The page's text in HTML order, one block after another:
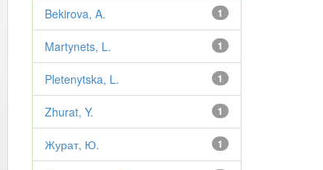
1
Bekirova, A.
1
Martynets, L.
1
Pletenytska, L.
1
Zhurat, Y.
1
Журат, Ю.